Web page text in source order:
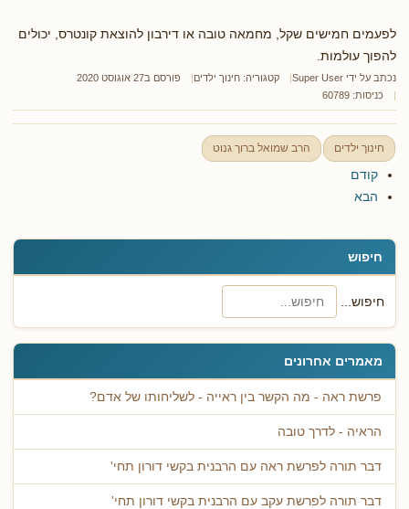
חיפוש
חיפוש...
מאמרים אחרונים
פרשת ראה - מה הקשר בין ראייה - לשליחותו של אדם?
הראיה - לדרך טובה
דבר תורה לפרשת ראה עם הרבנית בקשי דורון תחי'
דבר תורה לפרשת עקב עם הרבנית בקשי דורון תחי'
לפעמים חמישים שקל, מחמאה טובה או דירבון להוצאת קונטרס, יכולים
להפוך עולמות.
נכתב על ידי Super User קטגוריה: חינוך ילדים
פורסם ב27 אוגוסט 2020
כניסות: 60789
חינוך ילדים הרב שמואל ברוך גנוט
קודם
הבא